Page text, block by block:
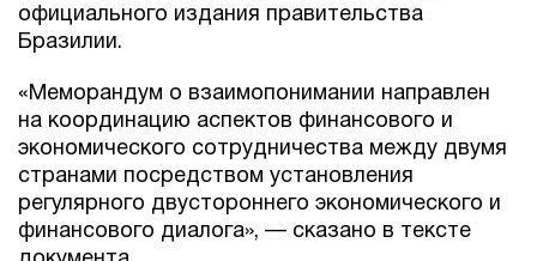
официального издания правительства
Бразилии.
«Меморандум о взаимопонимании направлен
на координацию аспектов финансового и
экономического сотрудничества между двумя
странами посредством установления
регулярного двустороннего экономического и
финансового диалога», — сказано в тексте